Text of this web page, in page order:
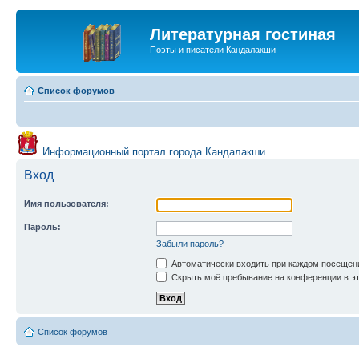
Литературная гостиная
Поэты и писатели Кандалакши
Список форумов
Информационный портал города Кандалакши
Вход
Имя пользователя:
Пароль:
Забыли пароль?
Автоматически входить при каждом
Скрыть моё пребывание на конференции в
Список форумов